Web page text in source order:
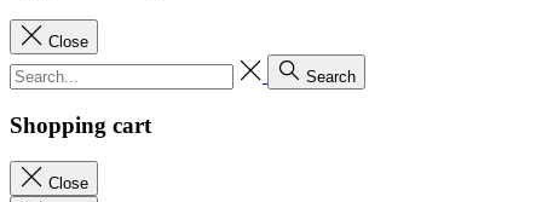
Close
Search
Shopping cart
Close